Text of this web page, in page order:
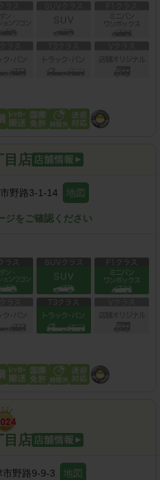
目店
野路3-1-14 地図
ジをご確認ください
目店
市野路9-9-3 地図